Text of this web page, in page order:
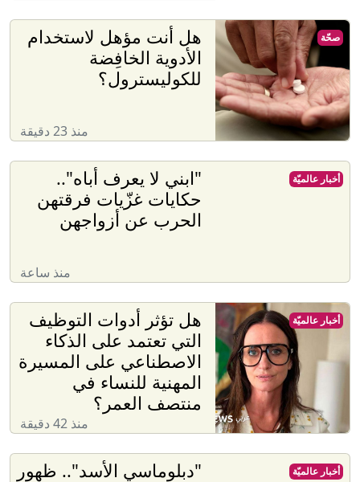
هل أنت مؤهل لاستخدام
الأدوية الخافِضة
للكوليسترول؟
منذ 23 دقيقة
صحّة
"ابني لا يعرف أباه"..
حكايات غزّيات فرقتهن
الحرب عن أزواجهن
منذ ساعة
أخبار عالميّة
هل تؤثر أدوات التوظيف
التي تعتمد على الذكاء
الاصطناعي على المسيرة
المهنية للنساء في
منتصف العمر؟
منذ 42 دقيقة
أخبار عالميّة
"دبلوماسي الأسد".. ظهور
أخبار عالميّة